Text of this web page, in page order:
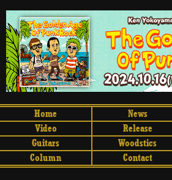
Home News
Video
Release
Guitars
Woodstics
Column
Contact